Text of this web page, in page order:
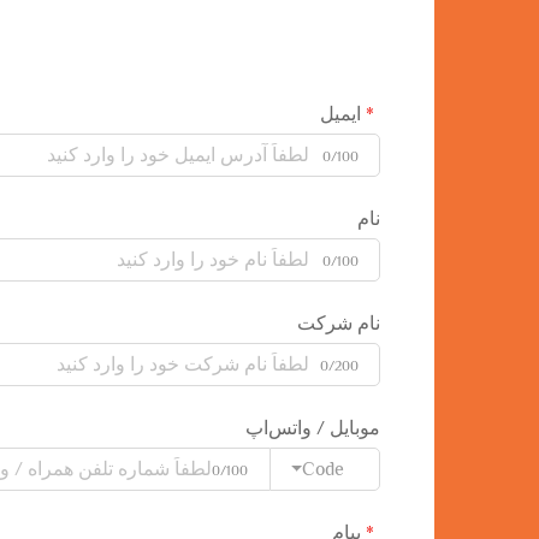
ایمیل
0/100
نام
0/100
نام شرکت
0/200
موبایل / واتس‌اپ
Code
0/100
پیام